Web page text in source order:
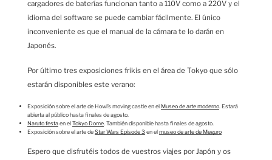
cargadores de baterías funcionan tanto a 110V como a 220V y el
idioma del software se puede cambiar fácilmente. El único
inconveniente es que el manual de la cámara te lo darán en
Japonés.
Por último tres exposiciones frikis en el área de Tokyo que sólo
estarán disponibles este verano:
Exposición sobre el arte de Howl’s moving castle en el Museo de arte moderno. Estará
abierta al público hasta finales de agosto.
Naruto festaen elTokyo Dome. También disponible hasta finales de agosto.
Exposición sobre el arte deStar Wars Episode 3en elmuseo de arte de Meguro
Espero que disfrutéis todos de vuestros viajes por Japón y os